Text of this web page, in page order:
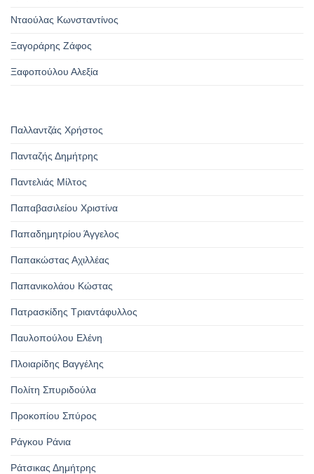
Νταούλας Κωνσταντίνος
Ξαγοράρης Ζάφος
Ξαφοπούλου Αλεξία
Παλλαντζάς Χρήστος
Πανταζής Δημήτρης
Παντελιάς Μίλτος
Παπαβασιλείου Χριστίνα
Παπαδημητρίου Άγγελος
Παπακώστας Αχιλλέας
Παπανικολάου Κώστας
Πατρασκίδης Τριαντάφυλλος
Παυλοπούλου Ελένη
Πλοιαρίδης Βαγγέλης
Πολίτη Σπυριδούλα
Προκοπίου Σπύρος
Ράγκου Ράνια
Ράτσικας Δημήτρης